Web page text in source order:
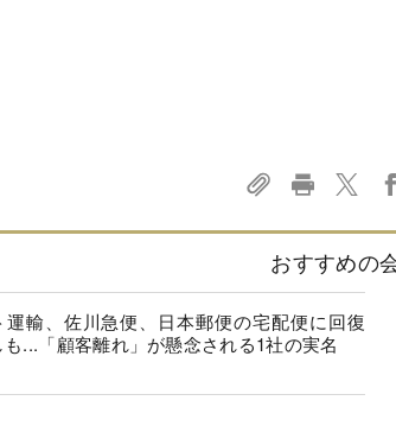
おすすめの
運輸、佐川急便、日本郵便の宅配便に回復
...「顧客離れ」が懸念される1社の実名